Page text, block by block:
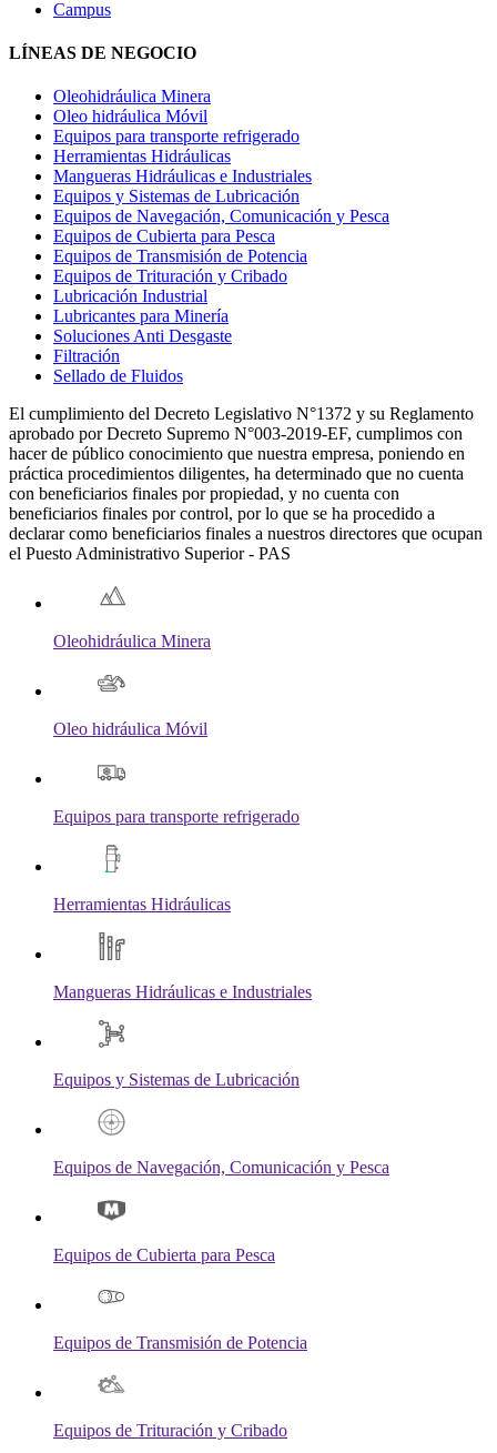
Campus
LÍNEAS DE NEGOCIO
Oleohidráulica Minera
Oleo hidráulica Móvil
Equipos para transporte refrigerado
Herramientas Hidráulicas
Mangueras Hidráulicas e Industriales
Equipos y Sistemas de Lubricación
Equipos de Navegación, Comunicación y Pesca
Equipos de Cubierta para Pesca
Equipos de Transmisión de Potencia
Equipos de Trituración y Cribado
Lubricación Industrial
Lubricantes para Minería
Soluciones Anti Desgaste
Filtración
Sellado de Fluidos
El cumplimiento del Decreto Legislativo N°1372 y su Reglamento
aprobado por Decreto Supremo N°003-2019-EF, cumplimos con
hacer de público conocimiento que nuestra empresa, poniendo en
práctica procedimientos diligentes, ha determinado que no cuenta
con beneficiarios finales por propiedad, y no cuenta con
beneficiarios finales por control, por lo que se ha procedido a
declarar como beneficiarios finales a nuestros directores que ocupan
el Puesto Administrativo Superior - PAS
Oleohidráulica Minera
Oleo hidráulica Móvil
Equipos para transporte refrigerado
Herramientas Hidráulicas
Mangueras Hidráulicas e Industriales
Equipos y Sistemas de Lubricación
Equipos de Navegación, Comunicación y Pesca
Equipos de Cubierta para Pesca
Equipos de Transmisión de Potencia
Equipos de Trituración y Cribado